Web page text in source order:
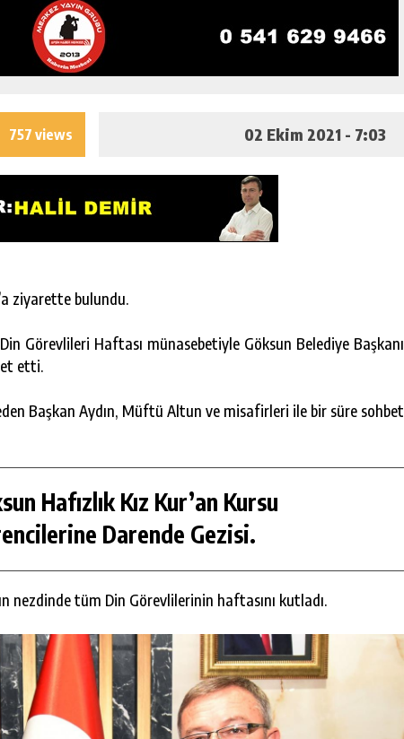
757 views 02 Ekim 2021 - 7:03
ziyarette bulundu.
Görevlileri Haftası münasebetiyle Göksun Belediye Başkanı
etti.
Başkan Aydın, Müftü Altun ve misafirleri ile bir süre sohbet
Hafızlık Kız Kur’an Kursu
Darende Gezisi.
nezdinde tüm Din Görevlilerinin haftasını kutladı.
GÜNLÜK HABER AKIŞI
GÖKSUN HAFIZLIK KIZ KUR’AN KURSU
ÖĞRENCILERINE DARENDE GEZISI.